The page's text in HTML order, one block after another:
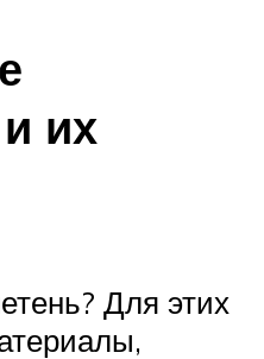
их
Для этих